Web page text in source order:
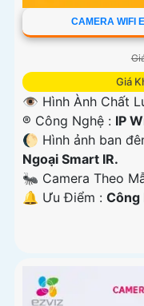
CAMERA WIFI
Giá
👁 Hình Ành Chất
®️ Công Nghệ : IP
🌔 Hình ảnh ban
Ngoại Smart IR.
🐜 Camera Theo
️🔔 Ưu Điểm : Công